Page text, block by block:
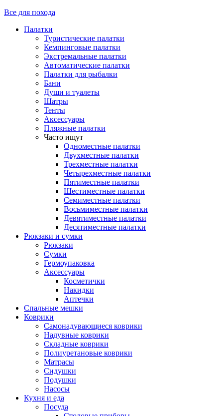
Все для похода
Палатки
Туристические палатки
Кемпинговые палатки
Экстремальные палатки
Автоматические палатки
Палатки для рыбалки
Бани
Души и туалеты
Шатры
Тенты
Аксессуары
Пляжные палатки
Часто ищут
Одноместные палатки
Двухместные палатки
Трехместные палатки
Четырехместные палатки
Пятиместные палатки
Шестиместные палатки
Семиместные палатки
Восьмиместные палатки
Девятиместные палатки
Десятиместные палатки
Рюкзаки и сумки
Рюкзаки
Сумки
Гермоупаковка
Аксессуары
Косметички
Накидки
Аптечки
Спальные мешки
Коврики
Самонадувающиеся коврики
Надувные коврики
Складные коврики
Полиуретановые коврики
Матрасы
Сидушки
Подушки
Насосы
Кухня и еда
Посуда